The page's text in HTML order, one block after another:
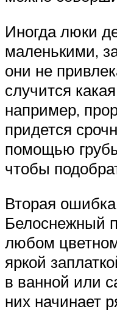
Иногда люки
маленькими,
они не
случится
например,
придется
помощью
чтобы
Вторая
Белоснежный
любом
яркой
в ванной или
них начинает